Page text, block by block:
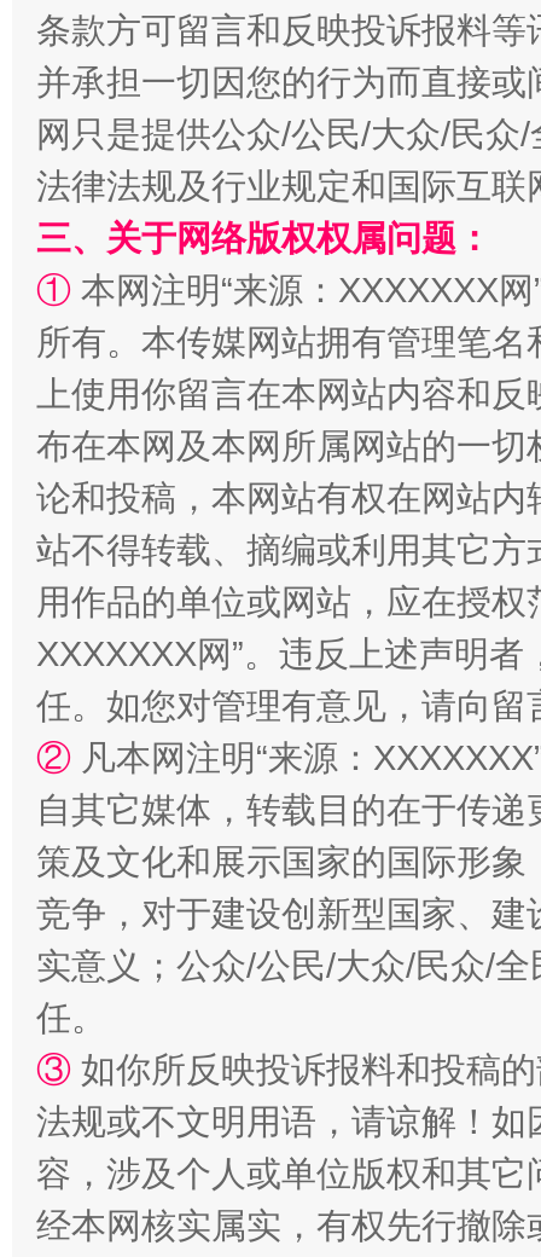
全民健身五年计划来了！等你上场
国家大学科技园优化重塑工作
条款方可留言和反映投诉报料
并承担一切因您的行为而直接
网只是提供公众/公民/大众/民
法律法规及行业规定和国际互
三、关于网络版权权属问题：
① 本网注明“来源：XXXXXXX
所有。本传媒网站拥有管理笔
上使用你留言在本网站内容和
布在本网及本网所属网站的一
论和投稿，本网站有权在网站
站不得转载、摘编或利用其它
用作品的单位或网站，应在授
XXXXXXX网”。违反上述声明
任。如您对管理有意见，请向
② 凡本网注明“来源：
自其它媒体，转载目的在于传
策及文化和展示国家的国际形
竞争，对于建设创新型国家、
实意义；公众/公民/大众/民众/
任。
③ 如你所反映投诉报料和投稿
法规或不文明用语，请谅解！
容，涉及个人或单位版权和其它
经本网核实属实，有权先行撤